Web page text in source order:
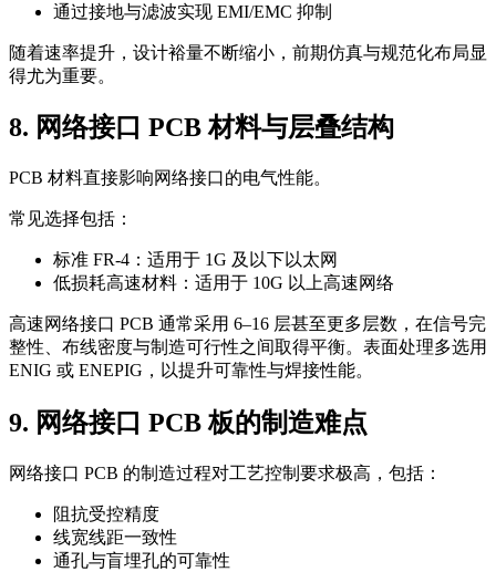
通过接地与滤波实现 EMI/EMC 抑制
随着速率提升，设计裕量不断缩小，前期仿真与规范化布局显
得尤为重要。
8. 网络接口 PCB 材料与层叠结构
PCB 材料直接影响网络接口的电气性能。
常见选择包括：
标准 FR-4：适用于 1G 及以下以太网
低损耗高速材料：适用于 10G 以上高速网络
高速网络接口 PCB 通常采用 6–16 层甚至更多层数，在信号完
整性、布线密度与制造可行性之间取得平衡。表面处理多选用
ENIG 或 ENEPIG，以提升可靠性与焊接性能。
9. 网络接口 PCB 板的制造难点
网络接口 PCB 的制造过程对工艺控制要求极高，包括：
阻抗受控精度
线宽线距一致性
通孔与盲埋孔的可靠性